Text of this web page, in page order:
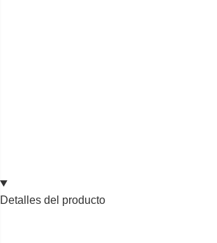
Detalles del producto